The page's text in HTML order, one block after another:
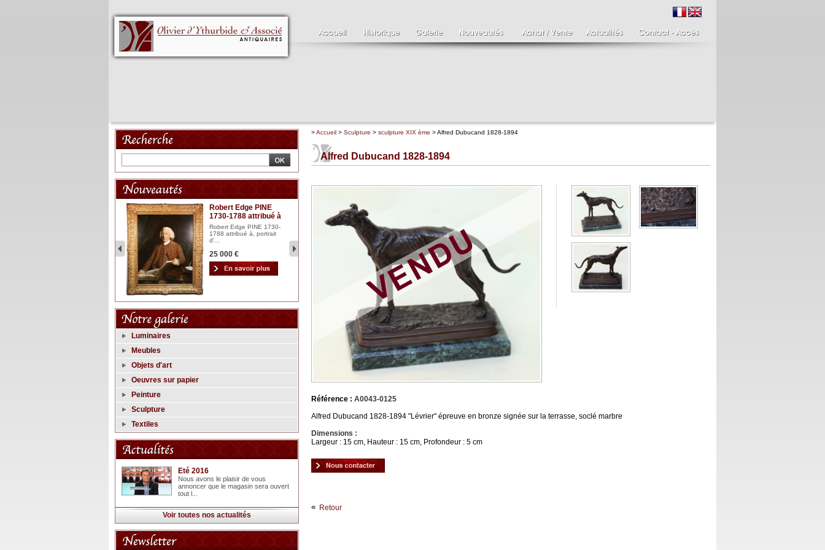
Robert Edge PINE
1730-1788 attribué à
Robert Edge PINE 1730-
1788 attribué à, portrait
d'...
25 000 €
Clément SERVEAU 1886-
1972 "Portrait de Boxer"
Hui...
2 500 €
Paire de bougeoirs fin
XVIIIème
Paire de bougeoirs putti
tenant une torchère en
1 700 €
Luminaires
Meubles
Objets d'art
Oeuvres sur papier
Peinture
Sculpture
Textiles
Eté 2016
Nous avons le plaisir de vous
annoncer que le magasin sera ouvert
tout l...
Voir toutes nos actualités
>Accueil > Sculpture > sculpture XIX ème > Alfred Dubucand 1828-1894
Alfred Dubucand 1828-1894
Référence : A0043-0125
Alfred Dubucand 1828-1894 "Lévrier" épreuve en bronze signée sur la terrasse, soclé marbre
Dimensions :
Largeur : 15 cm, Hauteur : 15 cm, Profondeur : 5 cm
Retour